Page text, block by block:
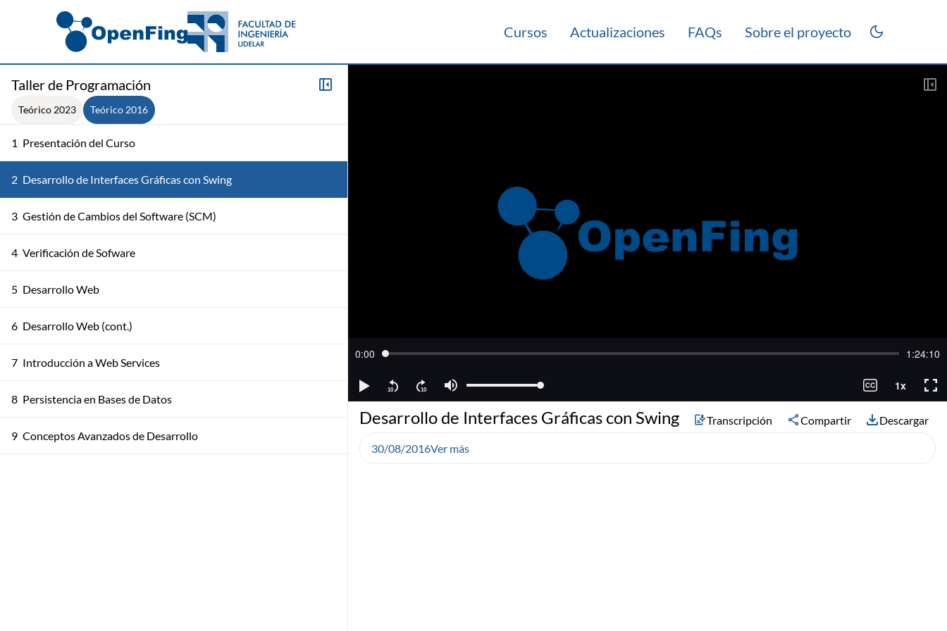
Cursos Actualizaciones FAQs Sobre el proyecto
Taller de Programación
Teórico 2023 Teórico 2016
1 Presentación del Curso
2 Desarrollo de Interfaces Gráficas con Swing
3 Gestión de Cambios del Software (SCM)
4 Verificación de Sofware
5 Desarrollo Web
6 Desarrollo Web (cont.)
7 Introducción a Web Services
8 Persistencia en Bases de Datos
9 Conceptos Avanzados de Desarrollo
Desarrollo de Interfaces Gráficas con Swing Transcripción Compartir Descargar
30/08/2016Ver más